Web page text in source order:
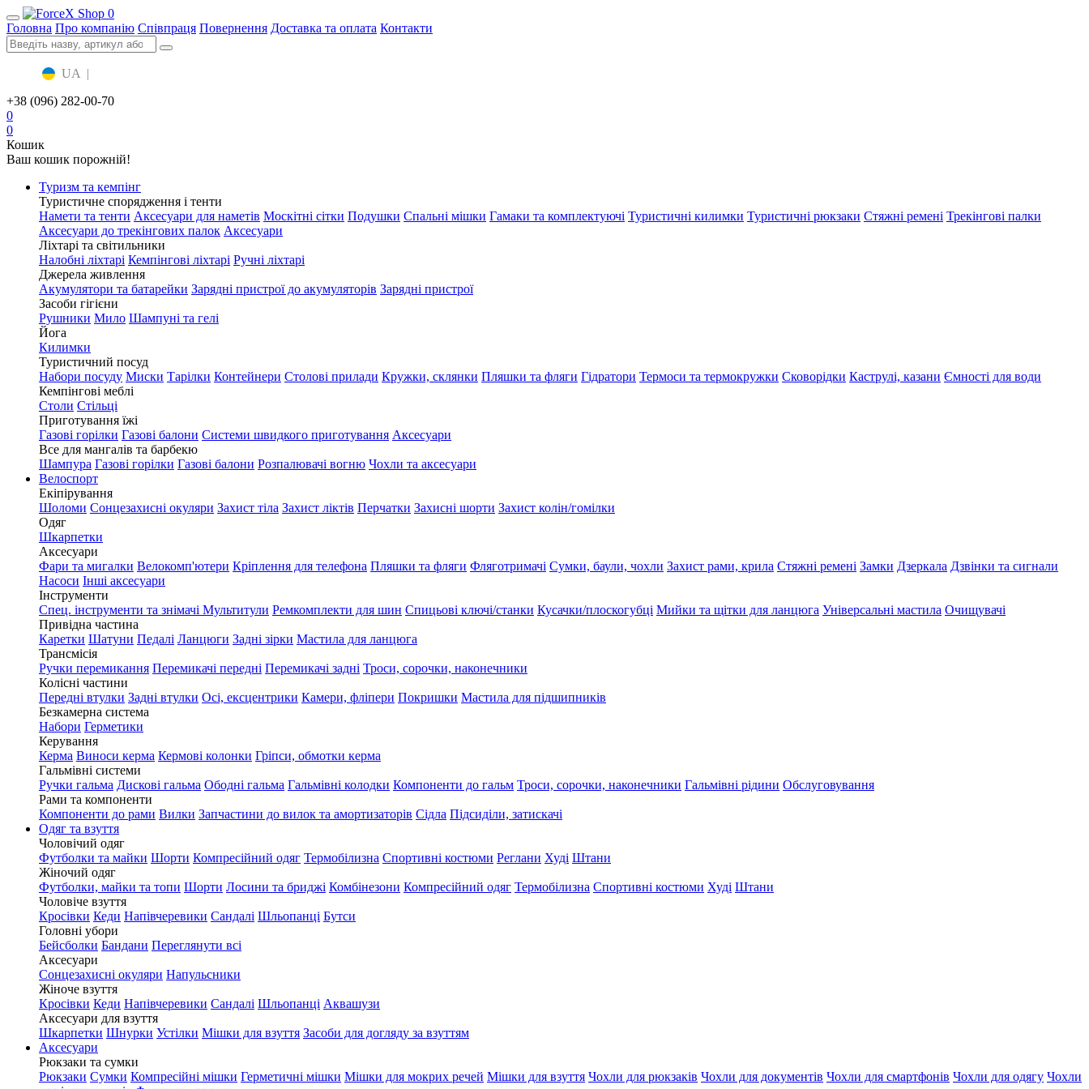
0
Головна Про компанію Співпраця Повернення Доставка та оплата Контакти
UA |
+38 (096) 282-00-70
0
0
Кошик
Ваш кошик порожній!
Туризм та кемпінг
Туристичне спорядження і тенти
Намети та тенти Аксесуари для наметів Москітні сітки Подушки Спальні мішки Гамаки та комплектуючі Туристичні килимки Туристичні рюкзаки Стяжні ремені Трекінгові палки
Аксесуари до трекінгових палок Аксесуари
Ліхтарі та світильники
Налобні ліхтарі Кемпінгові ліхтарі Ручні ліхтарі
Джерела живлення
Акумулятори та батарейки Зарядні пристрої до акумуляторів Зарядні пристрої
Засоби гігієни
Рушники Мило Шампуні та гелі
Йога
Килимки
Туристичний посуд
Набори посуду Миски Тарілки Контейнери Столові прилади Кружки, склянки Пляшки та фляги Гідратори Термоси та термокружки Сковорідки Каструлі, казани Ємності для води
Кемпінгові меблі
Столи Стільці
Приготування їжі
Газові горілки Газові балони Системи швидкого приготування Аксесуари
Все для мангалів та барбекю
Шампура Газові горілки Газові балони Розпалювачі вогню Чохли та аксесуари
Велоспорт
Екіпірування
Шоломи Сонцезахисні окуляри Захист тіла Захист ліктів Перчатки Захисні шорти Захист колін/гомілки
Одяг
Шкарпетки
Аксесуари
Фари та мигалки Велокомп'ютери Кріплення для телефона Пляшки та фляги Фляготримачі Сумки, баули, чохли Захист рами, крила Стяжні ремені Замки Дзеркала Дзвінки та сигнали
Насоси Інші аксесуари
Інструменти
Спец. інструменти та знімачі Мультитули Ремкомплекти для шин Спицьові ключі/станки Кусачки/плоскогубці Мийки та щітки для ланцюга Універсальні мастила Очищувачі
Привідна частина
Каретки Шатуни Педалі Ланцюги Задні зірки Мастила для ланцюга
Трансмісія
Ручки перемикання Перемикачі передні Перемикачі задні Троси, сорочки, наконечники
Колісні частини
Передні втулки Задні втулки Осі, ексцентрики Камери, фліпери Покришки Мастила для підшипників
Безкамерна система
Набори Герметики
Керування
Керма Виноси керма Кермові колонки Гріпси, обмотки керма
Гальмівні системи
Ручки гальма Дискові гальма Ободні гальма Гальмівні колодки Компоненти до гальм Троси, сорочки, наконечники Гальмівні рідини Обслуговування
Рами та компоненти
Компоненти до рами Вилки Запчастини до вилок та амортизаторів Сідла Підсиділи, затискачі
Одяг та взуття
Чоловічий одяг
Футболки та майки Шорти Компресійний одяг Термобілизна Спортивні костюми Реглани Худі Штани
Жіночий одяг
Футболки, майки та топи Шорти Лосини та бриджі Комбінезони Компресійний одяг Термобілизна Спортивні костюми Худі Штани
Чоловіче взуття
Кросівки Кеди Напівчеревики Сандалі Шльопанці Бутси
Головні убори
Бейсболки Бандани Переглянути всі
Аксесуари
Сонцезахисні окуляри Напульсники
Жіноче взуття
Кросівки Кеди Напівчеревики Сандалі Шльопанці Аквашузи
Аксесуари для взуття
Шкарпетки Шнурки Устілки Мішки для взуття Засоби для догляду за взуттям
Аксесуари
Рюкзаки та сумки
Рюкзаки Сумки Компресійні мішки Герметичні мішки Мішки для мокрих речей Мішки для взуття Чохли для рюкзаків Чохли для документів Чохли для смартфонів Чохли для одягу Чохли